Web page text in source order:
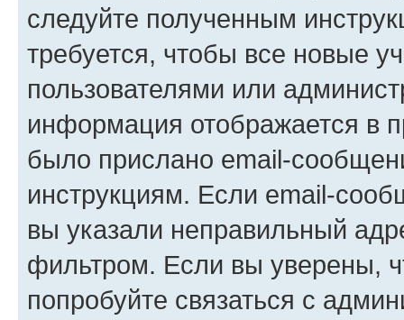
следуйте полученным
требуется, чтобы все новые
пользователями или
информация отображается в
было прислано email-
инструкциям. Если email-
вы указали неправильный
фильтром. Если вы уверены,
попробуйте связаться с